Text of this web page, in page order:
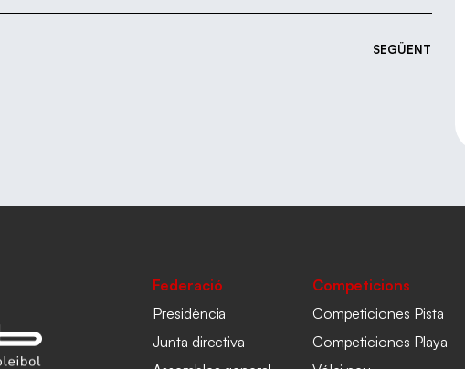
SEGÜENT
Federació
Presidència
Junta directiva
Competicions
Competiciones Pista
Competiciones Playa